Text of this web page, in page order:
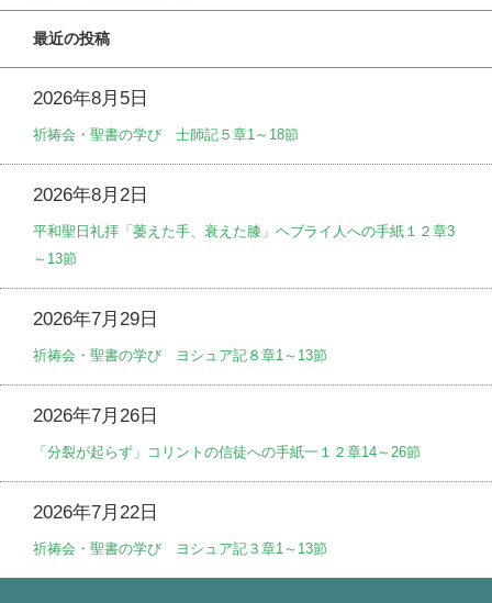
最近の投稿
2026年8月5日
祈祷会・聖書の学び 士師記５章1～18節
2026年8月2日
平和聖日礼拝「萎えた手、衰えた膝」ヘブライ人への手紙１２章3
～13節
2026年7月29日
祈祷会・聖書の学び ヨシュア記８章1～13節
2026年7月26日
「分裂が起らず」コリントの信徒への手紙一１２章14～26節
2026年7月22日
祈祷会・聖書の学び ヨシュア記３章1～13節